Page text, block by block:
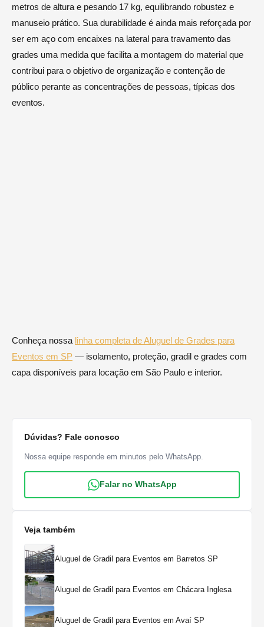
metros de altura e pesando 17 kg, equilibrando robustez e
manuseio prático. Sua durabilidade é ainda mais reforçada por
ser em aço com encaixes na lateral para travamento das
grades uma medida que facilita a montagem do material que
contribui para o objetivo de organização e contenção de
público perante as concentrações de pessoas, típicas dos
eventos.
Conheça nossa linha completa de Aluguel de Grades para
Eventos em SP — isolamento, proteção, gradil e grades com
capa disponíveis para locação em São Paulo e interior.
Dúvidas? Fale conosco
Nossa equipe responde em minutos pelo WhatsApp.
Falar no WhatsApp
Veja também
Aluguel de Gradil para Eventos em Barretos SP
Aluguel de Gradil para Eventos em Chácara Inglesa
Aluguel de Gradil para Eventos em Avaí SP